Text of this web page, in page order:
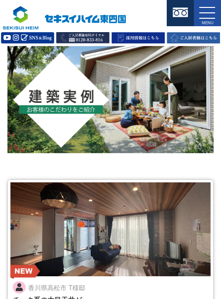
香川県高松市 T様邸